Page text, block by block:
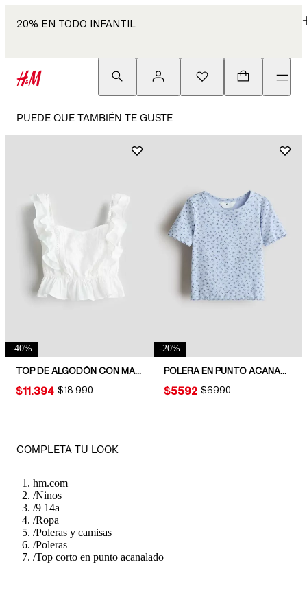
20% EN TODO INFANTIL
PUEDE QUE TAMBIÉN TE GUSTE
-40%
TOP DE ALGODÓN CON MANGAS ONDULADAS
ORIGINAL PRICE:
$18.990
PRICE:
$11.394
-20%
POLERA EN PUNTO ACANALADO
ORIGINAL PRICE:
$6990
PRICE:
$5592
COMPLETA TU LOOK
hm.com
/Ninos
/9 14a
/Ropa
/Poleras y camisas
/Poleras
/Top corto en punto acanalado